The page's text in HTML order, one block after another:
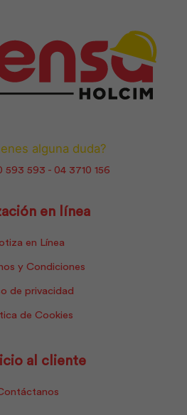
alguna duda?
593 593 - 04 3710 156
en línea
en Línea
y Condiciones
de privacidad
de Cookies
al cliente